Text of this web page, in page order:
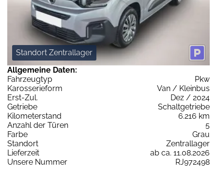
Standort Zentrallager
Allgemeine Daten:
Fahrzeugtyp
Pkw
Karosserieform
Van / Kleinbus
Erst-Zul.
Dez / 2024
Getriebe
Schaltgetriebe
Kilometerstand
6.216 km
Anzahl der Türen
5
Farbe
Grau
Standort
Zentrallager
Lieferzeit
ab ca. 11.08.2026
Unsere Nummer
RJ972498